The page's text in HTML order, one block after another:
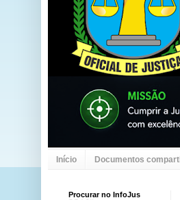
Início Documentos
Procurar no InfoJus